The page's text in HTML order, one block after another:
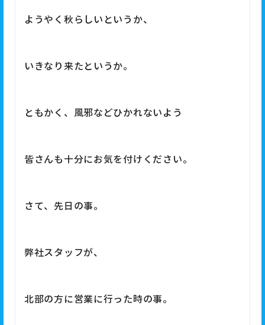
ようやく秋らしいというか、
いきなり来たというか。
ともかく、風邪などひかれないよう
皆さんも十分にお気を付けください。
さて、先日の事。
弊社スタッフが、
北部の方に営業に行った時の事。